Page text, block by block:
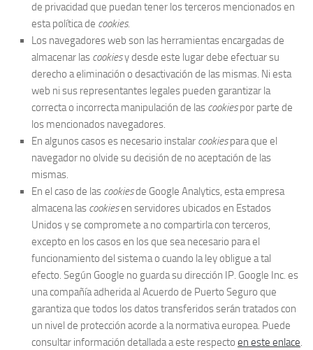
de privacidad que puedan tener los terceros mencionados en
esta política de cookies.
Los navegadores web son las herramientas encargadas de
almacenar las cookiesy desde este lugar debe efectuar su
derecho a eliminación o desactivación de las mismas. Ni esta
web ni sus representantes legales pueden garantizar la
correcta o incorrecta manipulación de las cookiespor parte de
los mencionados navegadores.
En algunos casos es necesario instalar cookiespara que el
navegador no olvide su decisión de no aceptación de las
mismas.
En el caso de las cookiesde Google Analytics, esta empresa
almacena las cookiesen servidores ubicados en Estados
Unidos y se compromete a no compartirla con terceros,
excepto en los casos en los que sea necesario para el
funcionamiento del sistema o cuando la ley obligue a tal
efecto. Según Google no guarda su dirección IP. Google Inc. es
una compañía adherida al Acuerdo de Puerto Seguro que
garantiza que todos los datos transferidos serán tratados con
un nivel de protección acorde a la normativa europea. Puede
consultar información detallada a este respecto en este enlace.